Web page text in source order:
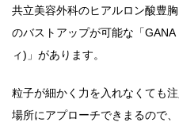
共立美容外科のヒアルロン酸豊
のバストアップが可能な「
ィ)」があります。
粒子が細かく力を入れなくても
場所にアプローチできまるので